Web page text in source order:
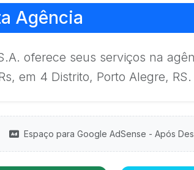
Agência
oferece seus serviços na
em 4 Distrito, Porto Alegre, RS.
Espaço para Google AdSense - Após